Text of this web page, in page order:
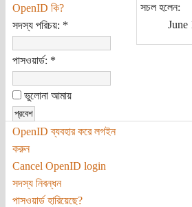
OpenID কি?
সদস্য পরিচয়: *
পাসওয়ার্ড: *
ভুলোনা আমায়
OpenID ব্যবহার করে লগইন
করুন
Cancel OpenID login
সদস্য নিবন্ধন
পাসওয়ার্ড হারিয়েছে?
সচল হলেন:
June